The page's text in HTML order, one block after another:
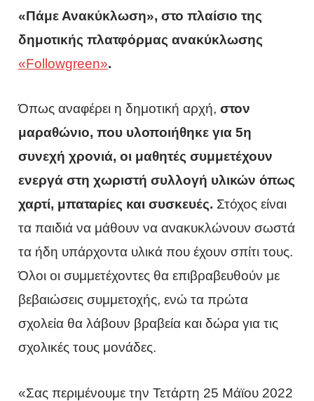
«Πάμε Ανακύκλωση», στο πλαίσιο της
δημοτικής πλατφόρμας ανακύκλωσης
«Followgreen».
Όπως αναφέρει η δημοτική αρχή, στον
μαραθώνιο, που υλοποιήθηκε για 5η
συνεχή χρονιά, οι μαθητές συμμετέχουν
ενεργά στη χωριστή συλλογή υλικών όπως
χαρτί, μπαταρίες και συσκευές. Στόχος είναι
τα παιδιά να μάθουν να ανακυκλώνουν σωστά
τα ήδη υπάρχοντα υλικά που έχουν σπίτι τους.
Όλοι οι συμμετέχοντες θα επιβραβευθούν με
βεβαιώσεις συμμετοχής, ενώ τα πρώτα
σχολεία θα λάβουν βραβεία και δώρα για τις
σχολικές τους μονάδες.
«Σας περιμένουμε την Τετάρτη 25 Μάϊου 2022